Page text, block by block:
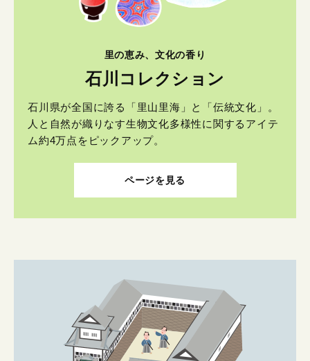
里の恵み、文化の香り
石川コレクション
石川県が全国に誇る「里山里海」と「伝統文化」。
人と自然が織りなす生物文化多様性に関するアイテ
ム約4万点をピックアップ。
ページを見る